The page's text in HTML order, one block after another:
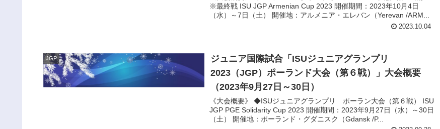
※最終戦 ISU JGP Armenian Cup 2023 開催期間：2023年10月4日
（水）～7日（土） 開催地：アルメニア・エレバン（Yerevan /ARM...
2023.10.04
JGP
ジュニア国際試合「ISUジュニアグランプリ
2023（JGP）ポーランド大会（第６戦）」大会概要
（2023年9月27日～30日）
《大会概要》 ◆ISUジュニアグランプリ ポーラン大会（第６戦） ISU
JGP PGE Solidarity Cup 2023 開催期間：2023年9月27日（水）～30日
（土） 開催地：ポーランド・グダニスク（Gdansk /P...